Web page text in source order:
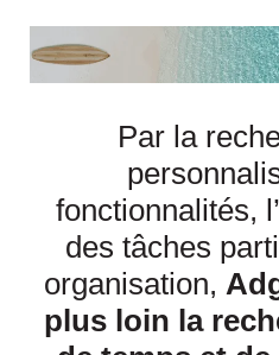
Par la
fonctionnalités,
des tâches
organisation,
plus loin la